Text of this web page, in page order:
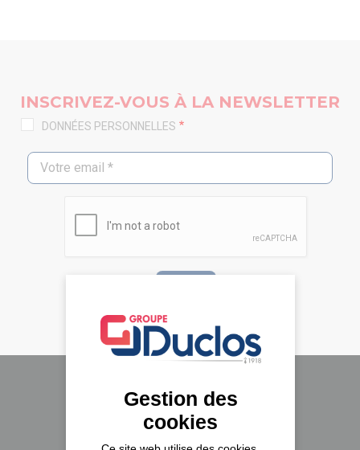
INSCRIVEZ-VOUS À LA NEWSLETTER
DONNÉES PERSONNELLES
Le groupe Duclos
A propos
Gestion des
cookies